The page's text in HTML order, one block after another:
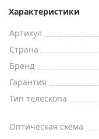
Характеристики
Артикул
Страна
Бренд
Гарантия
Тип телескопа
Оптическая схема